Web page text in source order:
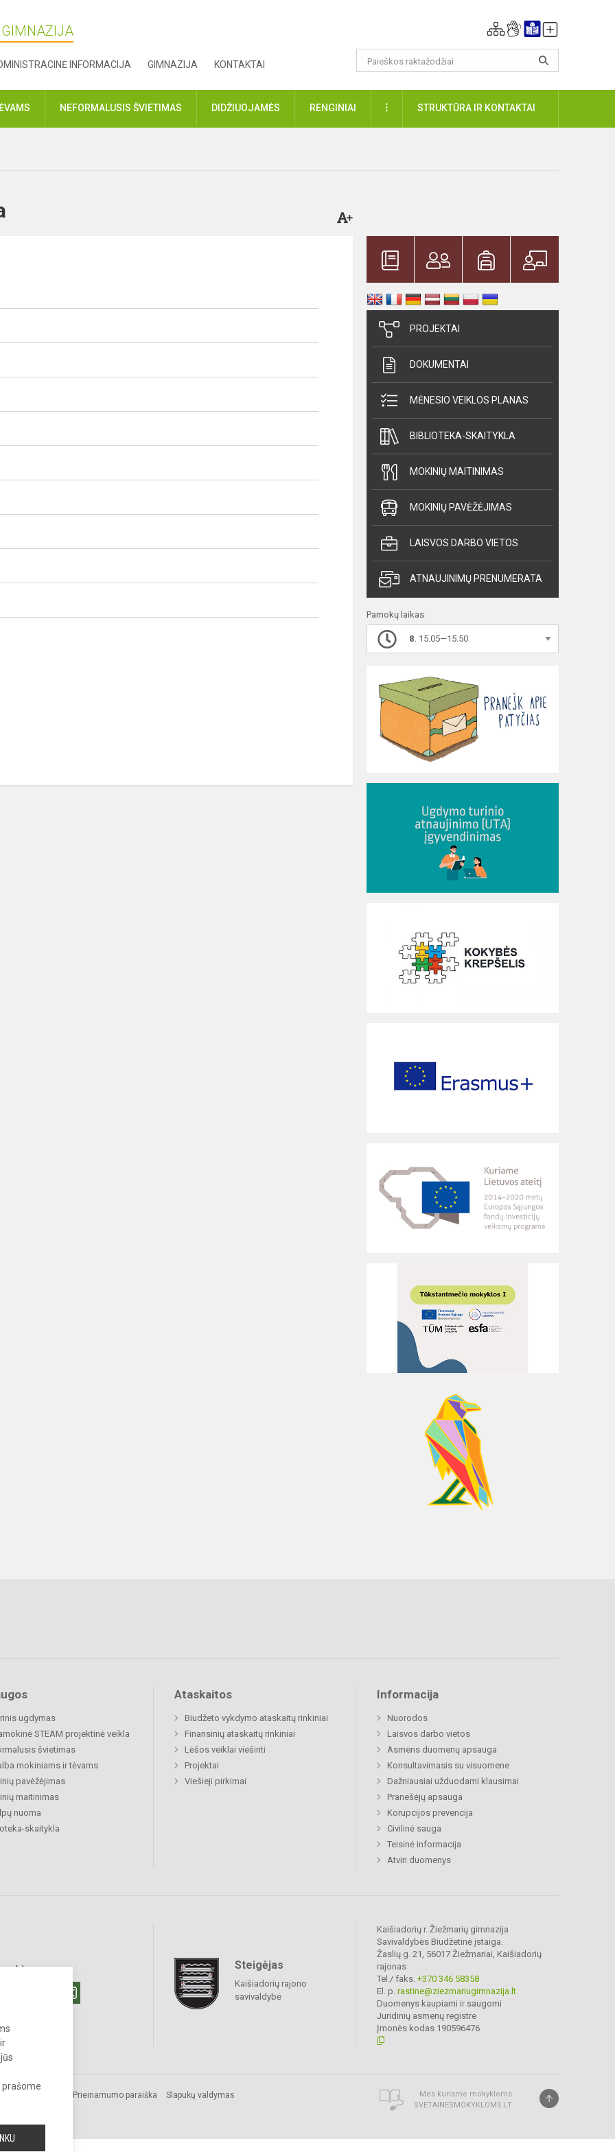
prašome
GIMNAZIJA
INFORMACIJA GIMNAZIJA KONTAKTAI
NEFORMALUSIS ŠVIETIMAS DIDŽIUOJAMĖS RENGINIAI DAUGIAUSTRUKTŪRA IR KONTAKTAI
PROJEKTAI
DOKUMENTAI
MĖNESIO VEIKLOS PLANAS
BIBLIOTEKA-SKAITYKLA
MOKINIŲ MAITINIMAS
MOKINIŲ PAVĖŽĖJIMAS
LAISVOS DARBO VIETOS
ATNAUJINIMŲ PRENUMERATA
Pamokų laikas
8. 15.05—15.50
ugdymas
STEAM projektinė veikla
švietimas
mokiniams ir tėvams
pavėžėjimas
maitinimas
nuoma
skaitykla
Ataskaitos
Biudžeto vykdymo ataskaitų rinkiniai
Finansinių ataskaitų rinkiniai
Lėšos veiklai viešinti
Projektai
Viešieji pirkimai
Informacija
Nuorodos
Laisvos darbo vietos
Asmens duomenų apsauga
Konsultavimasis su visuomene
Dažniausiai užduodami klausimai
Pranešėjų apsauga
Korupcijos prevencija
Civilinė sauga
Teisinė informacija
Atviri duomenys
Steigėjas
Kaišiadorių rajono
savivaldybė
Kaišiadorių r. Žiežmarių gimnazija
Savivaldybės Biudžetinė įstaiga.
Žaslių g. 21, 56017 Žiežmariai, Kaišiadorių
rajonas
Tel./ faks. +370 346 58358
El. p. rastine@ziezmariugimnazija.lt
Duomenys kaupiami ir saugomi
Juridinių asmenų registre
Įmonės kodas 190596476
Prieinamumo paraiška Slapukų valdymas
Mes kuriame mokykloms
SVETAINESMOKYKLOMS.LT